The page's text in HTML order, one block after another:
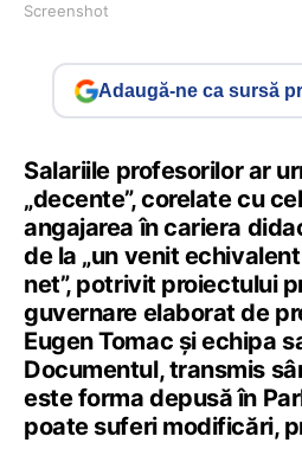
Screenshot
Adaugă-ne ca sursă
Salariile profesorilor ar
„decente”, corelate cu
angajarea în cariera
de la „un venit
net”, potrivit proiectului
guvernare elaborat de
Eugen Tomac și echipa
Documentul, transmis
este forma depusă în
poate suferi modificări,